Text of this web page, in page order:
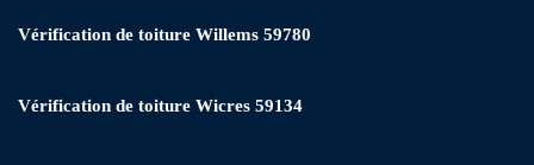
Vérification de toiture Willems 59780
Vérification de toiture Wicres 59134